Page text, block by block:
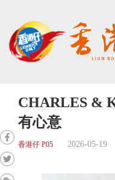
CHARLES &
有心意
香港仔 P05 2026-05-19